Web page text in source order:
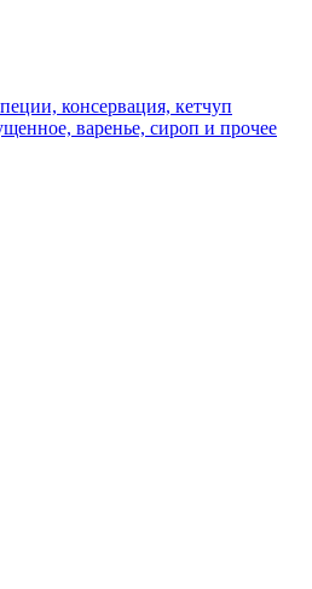
консервация, кетчуп
варенье, сироп и прочее